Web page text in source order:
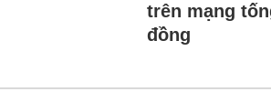
trên mạng
đồng